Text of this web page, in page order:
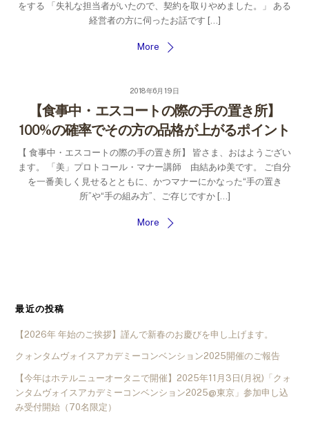
をする 「失礼な担当者がいたので、契約を取りやめました。」 ある
経営者の方に伺ったお話です […]
More
2018年6月19日
【食事中・エスコートの際の手の置き所】
100%の確率でその方の品格が上がるポイント
【 食事中・エスコートの際の手の置き所】 皆さま、おはようござい
ます。 「美」プロトコール・マナー講師 由結あゆ美です。 ご自分
を一番美しく見せるとともに、かつマナーにかなった“手の置き
所”や“手の組み方”、ご存じですか […]
More
最近の投稿
【2026年 年始のご挨拶】謹んで新春のお慶びを申し上げます。
クォンタムヴォイスアカデミーコンベンション2025開催のご報告
【今年はホテルニューオータニで開催】2025年11月3日(月祝)「クォ
ンタムヴォイスアカデミーコンベンション2025@東京」参加申し込
み受付開始（70名限定）